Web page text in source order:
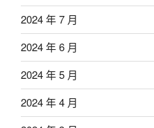
2024 年 7 月
2024 年 6 月
2024 年 5 月
2024 年 4 月